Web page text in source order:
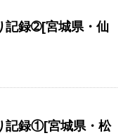
記録➁[宮城県・仙
記録①[宮城県・松